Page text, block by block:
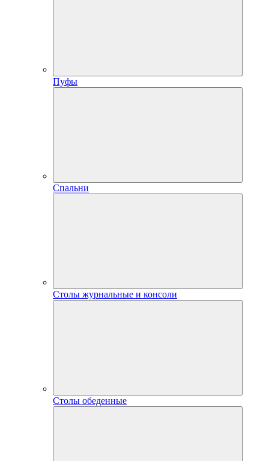
Пуфы
Спальни
Столы журнальные и консоли
Столы обеденные